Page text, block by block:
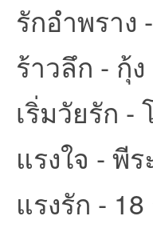
รักอำพรา
ร้าวลึก - กุ้
เริ่มวัยรัก -
แรงใจ - พี
แรงรัก -